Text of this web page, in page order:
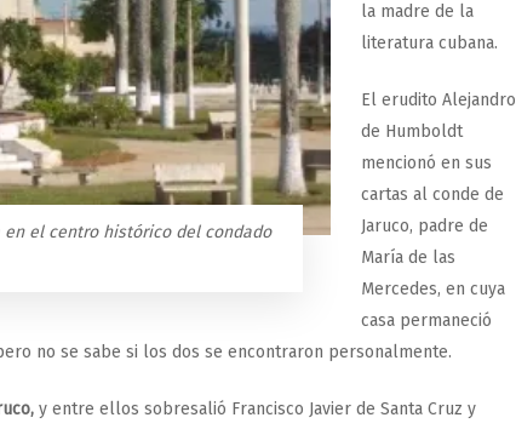
en el centro histórico del condado
la madre de la
literatura cubana.
El erudito Alejandro
de Humboldt
mencionó en sus
cartas al conde de
Jaruco, padre de
María de las
Mercedes, en cuya
casa permaneció
no se sabe si los dos se encontraron personalmente.
y entre ellos sobresalió Francisco Javier de Santa Cruz y